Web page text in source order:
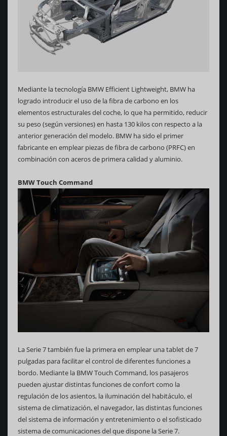
Mediante la tecnología BMW Efficient Lightweight, BMW ha
logrado introducir el uso de la fibra de carbono en los
elementos estructurales del coche, lo que ha permitido, reducir
su peso (según versiones) en hasta 130 kilos con respecto a la
anterior generación del modelo. BMW ha sido el primer
fabricante en emplear piezas de fibra de carbono (PRFC) en
combinación con aceros de primera calidad y aluminio.
BMW Touch Command
La Serie 7 también fue la primera en emplear una tablet de 7
pulgadas para facilitar el control de diferentes funciones a
bordo. Mediante la BMW Touch Command, los pasajeros
pueden ajustar distintas funciones de confort como la
regulación de los asientos, la iluminación del habitáculo, el
sistema de climatización, el navegador, las distintas funciones
del sistema de información y entretenimiento o el sofisticado
sistema de comunicaciones del que dispone la Serie 7.